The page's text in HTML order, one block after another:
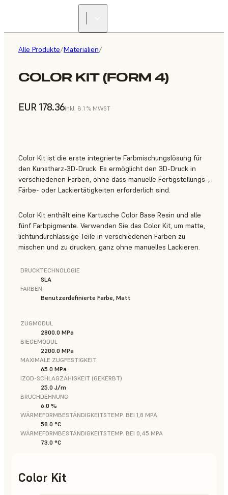
Alle Produkte/Materialien/
COLOR KIT (FORM 4)
EUR 178.36inkl. 8.1 % MWST
Color Kit ist die erste integrierte Farbmischungslösung für
den Kunstharz-3D-Druck. Es ermöglicht den 3D-Druck in
verschiedenen Farben, ohne dass manuelle Fertigstellungs-,
Färbe- oder Lackiertätigkeiten erforderlich sind.
Color Kit enthält eine Kartusche Color Base Resin und alle
fünf Farbpigmente. Verwenden Sie das Color Kit, um matte,
lichtundurchlässige Teile in verschiedenen Farben zu
mischen und zu drucken, ganz ohne manuelles Lackieren.
DRUCKTECHNOLOGIE
SLA
FARBEN
Benutzerdefinierte Farbe, Matt
ZUGMODUL
2800.0 MPa
BIEGEMODUL
2200.0 MPa
MAXIMALE ZUGFESTIGKEIT
65.0 MPa
IZOD-SCHLAGZÄHIGKEIT (GEKERBT)
25.0 J/m
BRUCHDEHNUNG
6.0 %
WÄRMEFORMBESTÄNDIGKEITSTEMP. BEI 1,8 MPA
58.0 °C
WÄRMEFORMBESTÄNDIGKEITSTEMP. BEI 0,45 MPA
73.0 °C
Color Kit